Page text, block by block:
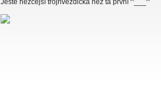
Ještě hezčejší trojhvězdička než ta první ^___^